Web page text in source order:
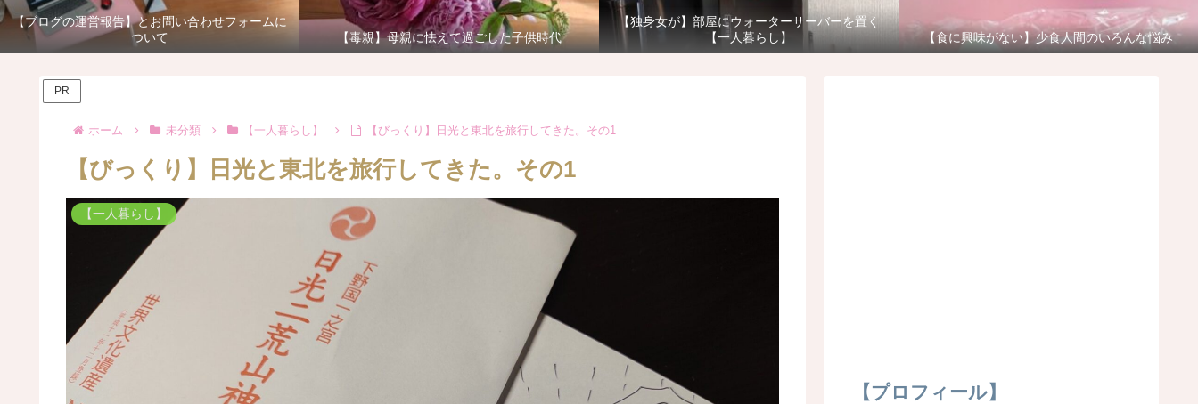
【ブログの運営報告】とお問い合わせフォームに
ついて
【毒親】母親に怯えて過ごした子供時代
【独身女が】部屋にウォーターサーバーを置く
【一人暮らし】
【食に興味がない】少食人間のいろんな悩み
PR
ホーム 未分類 【一人暮らし】 【びっくり】日光と東北を旅行してきた。その1
【びっくり】日光と東北を旅行してきた。その1
【一人暮らし】
【プロフィール】